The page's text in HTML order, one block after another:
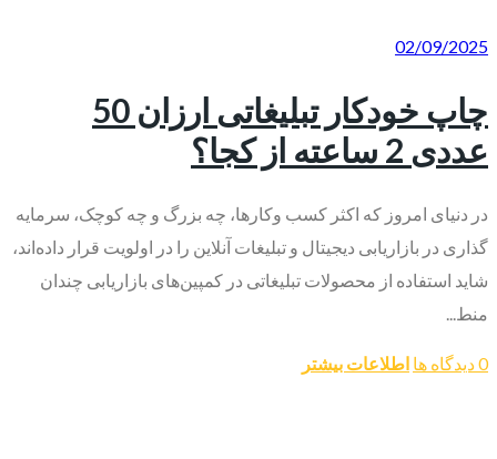
02/09/2025
چاپ خودکار تبلیغاتی ارزان 50
عددی 2 ساعته از کجا؟
در دنیای امروز که اکثر کسب‌ وکارها، چه بزرگ و چه کوچک، سرمایه
‌گذاری در بازاریابی دیجیتال و تبلیغات آنلاین را در اولویت قرار داده‌اند،
شاید استفاده از محصولات تبلیغاتی در کمپین‌های بازاریابی چندان
منط...
0 دیدگاه ها اطلاعات بیشتر